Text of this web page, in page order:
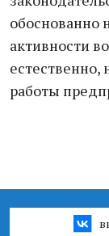
обоснованно
активности
работы